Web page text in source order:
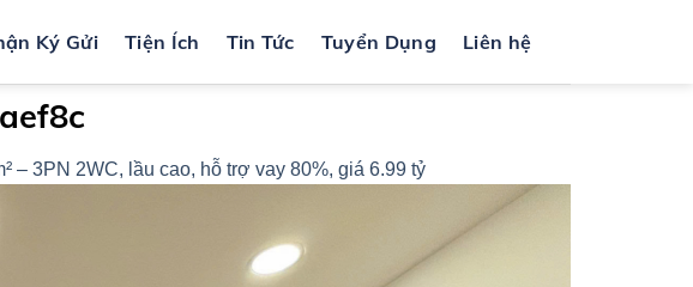
Ký Gửi Tiện Ích Tin Tức Tuyển Dụng Liên hệ
– 3PN 2WC, lầu cao, hỗ trợ vay 80%, giá 6.99 tỷ